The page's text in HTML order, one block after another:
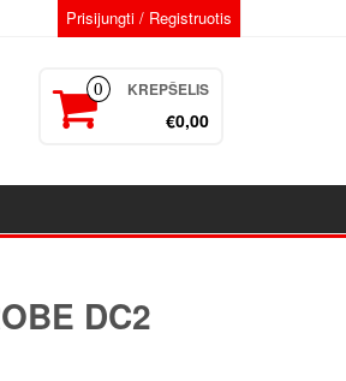
Prisijungti / Registruotis
0 KREPŠELIS
€0,00
DC2